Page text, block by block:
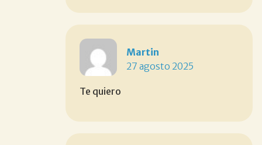
Martin
27 agosto 2025
Te quiero